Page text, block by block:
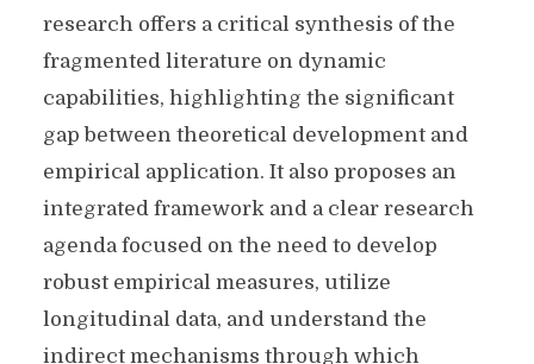
research offers a critical synthesis of the
fragmented literature on dynamic
capabilities, highlighting the significant
gap between theoretical development and
empirical application. It also proposes an
integrated framework and a clear research
agenda focused on the need to develop
robust empirical measures, utilize
longitudinal data, and understand the
indirect mechanisms through which